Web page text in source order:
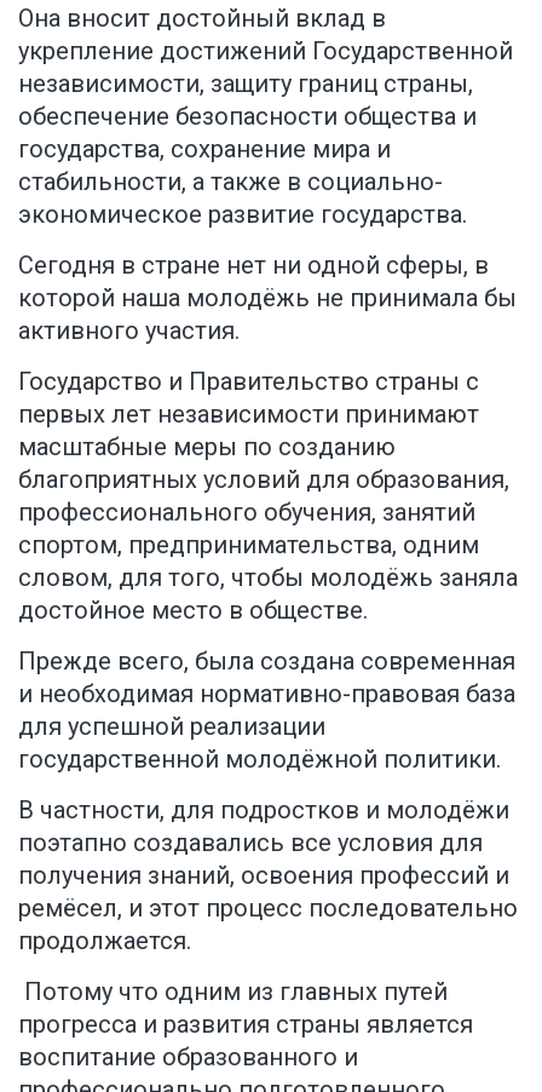
Она вносит достойный вклад в
укрепление достижений Государственной
независимости, защиту границ страны,
обеспечение безопасности общества и
государства, сохранение мира и
стабильности, а также в социально-
экономическое развитие государства.
Сегодня в стране нет ни одной сферы, в
которой наша молодёжь не принимала бы
активного участия.
Государство и Правительство страны с
первых лет независимости принимают
масштабные меры по созданию
благоприятных условий для образования,
профессионального обучения, занятий
спортом, предпринимательства, одним
словом, для того, чтобы молодёжь заняла
достойное место в обществе.
Прежде всего, была создана современная
и необходимая нормативно-правовая база
для успешной реализации
государственной молодёжной политики.
В частности, для подростков и молодёжи
поэтапно создавались все условия для
получения знаний, освоения профессий и
ремёсел, и этот процесс последовательно
продолжается.
Потому что одним из главных путей
прогресса и развития страны является
воспитание образованного и